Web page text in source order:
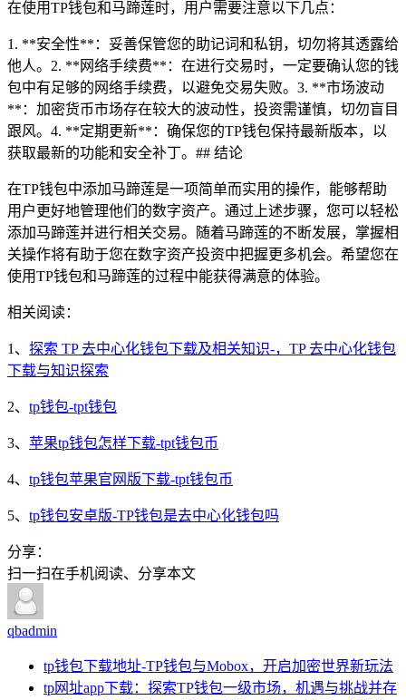
在使用TP钱包和马蹄莲时，用户需要注意以下几点：
1. **安全性**：妥善保管您的助记词和私钥，切勿将其透露给
他人。2. **网络手续费**：在进行交易时，一定要确认您的钱
包中有足够的网络手续费，以避免交易失败。3. **市场波动
**：加密货币市场存在较大的波动性，投资需谨慎，切勿盲目
跟风。4. **定期更新**：确保您的TP钱包保持最新版本，以
获取最新的功能和安全补丁。## 结论
在TP钱包中添加马蹄莲是一项简单而实用的操作，能够帮助
用户更好地管理他们的数字资产。通过上述步骤，您可以轻松
添加马蹄莲并进行相关交易。随着马蹄莲的不断发展，掌握相
关操作将有助于您在数字资产投资中把握更多机会。希望您在
使用TP钱包和马蹄莲的过程中能获得满意的体验。
相关阅读：
1、 探索 TP 去中心化钱包下载及相关知识-，TP 去中心化钱包
下载与知识探索
2、 tp钱包-tpt钱包
3、 苹果tp钱包怎样下载-tpt钱包币
4、 tp钱包苹果官网版下载-tpt钱包币
5、 tp钱包安卓版-TP钱包是去中心化钱包吗
分享：
扫一扫在手机阅读、分享本文
qbadmin
tp钱包下载地址-TP钱包与Mobox，开启加密世界新玩法
tp网址app下载：探索TP钱包一级市场，机遇与挑战并存